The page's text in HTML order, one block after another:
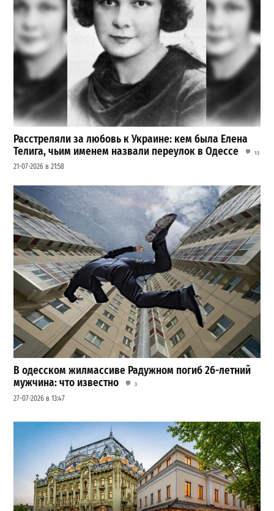
Расстреляли за любовь к Украине: кем была Елена
Телига, чьим именем назвали переулок в Одессе
13
21-07-2026 в 21:58
В одесском жилмассиве Радужном погиб 26-летний
мужчина: что известно
3
27-07-2026 в 13:47
Шезлонги, бунгало и VIP-зоны: сколько придется
заплатить за отдых в Аркадии
3
21-07-2026 в 19:23
ВИБОР РЕДАКЦИИ